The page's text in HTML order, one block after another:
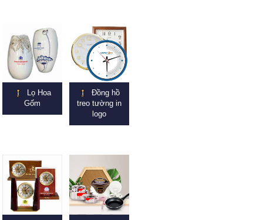
Lọ Hoa
Gốm
Đồng hồ
treo tường in
logo